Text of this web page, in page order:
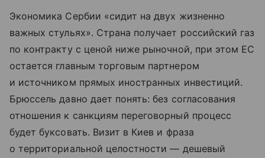
Экономика Сербии «сидит на двух жизненно
важных стульях». Страна получает российский газ
по контракту с ценой ниже рыночной, при этом ЕС
остается главным торговым партнером
и источником прямых иностранных инвестиций.
Брюссель давно дает понять: без согласования
отношения к санкциям переговорный процесс
будет буксовать. Визит в Киев и фраза
о территориальной целостности — дешевый